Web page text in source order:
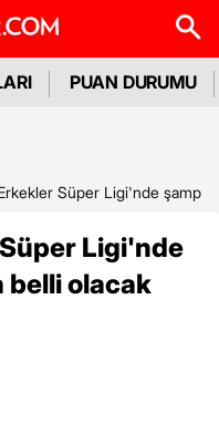
PUAN DURUMU
Süper Ligi'nde
Ligi'nde
belli olacak